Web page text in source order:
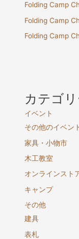
Folding Camp
Folding Camp
Folding Camp
カテゴ
イベント
その他のイベン
家具・小物市
木工教室
オンラインスト
キャンプ
その他
建具
表札